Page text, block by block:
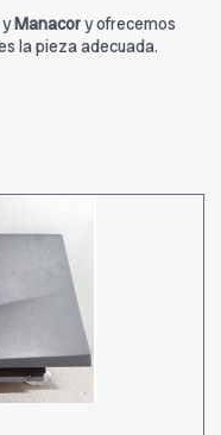
yManacory ofrecemos
la pieza adecuada.